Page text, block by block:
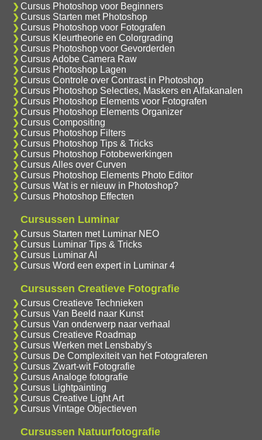
Cursus Photoshop voor Beginners
Cursus Starten met Photoshop
Cursus Photoshop voor Fotografen
Cursus Kleurtheorie en Colorgrading
Cursus Photoshop voor Gevorderden
Cursus Adobe Camera Raw
Cursus Photoshop Lagen
Cursus Controle over Contrast in Photoshop
Cursus Photoshop Selecties, Maskers en Alfakanalen
Cursus Photoshop Elements voor Fotografen
Cursus Photoshop Elements Organizer
Cursus Compositing
Cursus Photoshop Filters
Cursus Photoshop Tips & Tricks
Cursus Photoshop Fotobewerkingen
Cursus Alles over Curven
Cursus Photoshop Elements Photo Editor
Cursus Wat is er nieuw in Photoshop?
Cursus Photoshop Effecten
Cursussen Luminar
Cursus Starten met Luminar NEO
Cursus Luminar Tips & Tricks
Cursus Luminar AI
Cursus Word een expert in Luminar 4
Cursussen Creatieve Fotografie
Cursus Creatieve Technieken
Cursus Van Beeld naar Kunst
Cursus Van onderwerp naar verhaal
Cursus Creatieve Roadmap
Cursus Werken met Lensbaby's
Cursus De Complexiteit van het Fotograferen
Cursus Zwart-wit Fotografie
Cursus Analoge fotografie
Cursus Lightpainting
Cursus Creative Light Art
Cursus Vintage Objectieven
Cursussen Natuurfotografie